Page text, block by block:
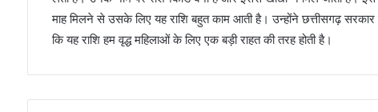
माह मिलने से उसके लिए यह राशि बहुत काम आती है। उन्होंने छत्तीसगढ़ सरकार
कि यह राशि हम वृद्ध महिलाओं के लिए एक बड़ी राहत की तरह होती है।